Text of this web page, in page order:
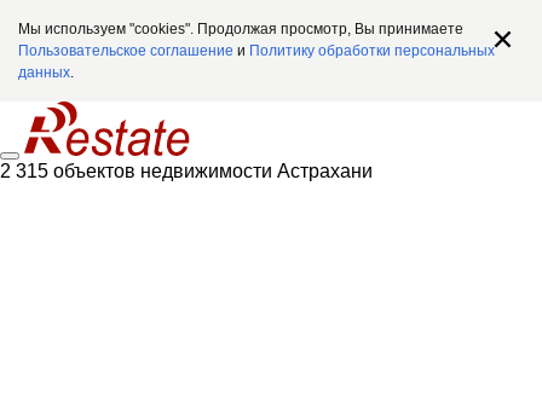
Мы используем "cookies". Продолжая просмотр, Вы принимаете
Пользовательское соглашение и Политику обработки персональных
данных.
2 315 объектов недвижимости Астрахани